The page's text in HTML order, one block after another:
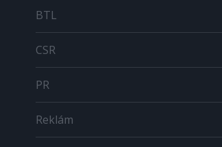
BTL
CSR
PR
Reklám